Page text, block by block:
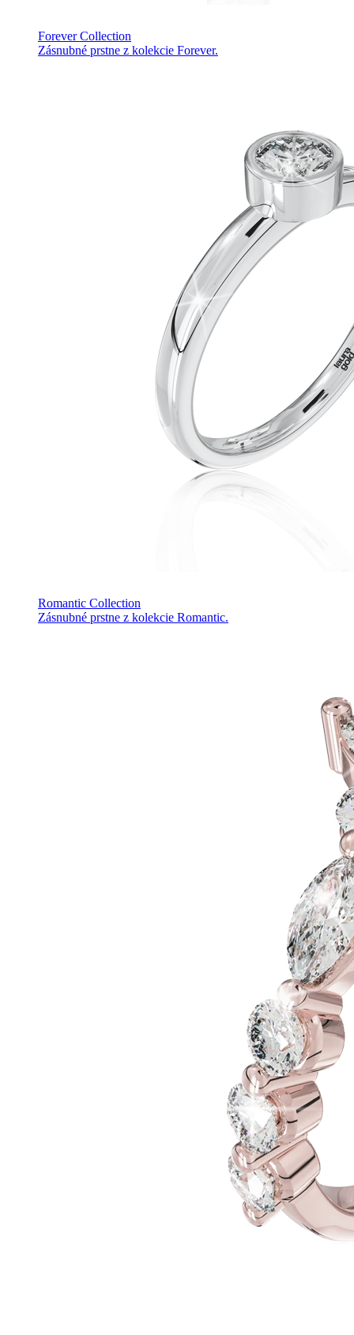
Forever Collection
Zásnubné prstne z kolekcie Forever.
Romantic Collection
Zásnubné prstne z kolekcie Romantic.